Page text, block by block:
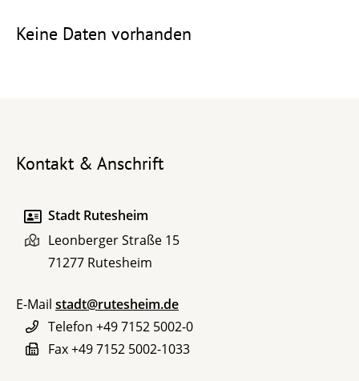
Keine Daten vorhanden
Kontakt & Anschrift
Stadt Rutesheim
Leonberger Straße 15
71277 Rutesheim
E-Mail stadt@rutesheim.de
Telefon +49 7152 5002-0
Fax+49 7152 5002-1033